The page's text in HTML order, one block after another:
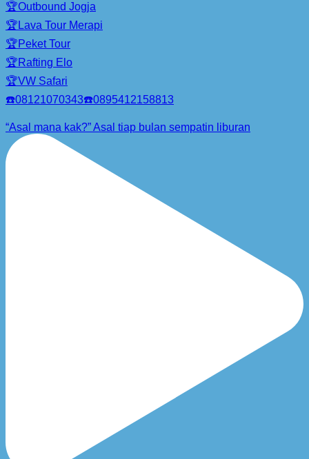
🏆Outbound Jogja
🏆Lava Tour Merapi
🏆Peket Tour
🏆Rafting Elo
🏆VW Safari
☎️08121070343☎️0895412158813
“Asal mana kak?” Asal tiap bulan sempatin liburan